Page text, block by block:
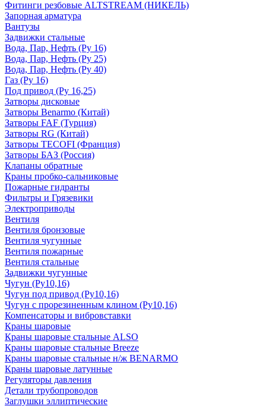
Фитинги резбовые ALTSTREAM (НИКЕЛЬ)
Запорная арматура
Вантузы
Задвижки стальные
Вода, Пар, Нефть (Ру 16)
Вода, Пар, Нефть (Ру 25)
Вода, Пар, Нефть (Ру 40)
Газ (Ру 16)
Под привод (Ру 16,25)
Затворы дисковые
Затворы Benarmo (Китай)
Затворы FAF (Турция)
Затворы RG (Китай)
Затворы TECOFI (Франция)
Затворы БАЗ (Россия)
Клапаны обратные
Краны пробко-сальниковые
Пожарные гидранты
Фильтры и Грязевики
Электроприводы
Вентиля
Вентиля бронзовые
Вентиля чугунные
Вентиля пожарные
Вентиля стальные
Задвижки чугунные
Чугун (Ру10,16)
Чугун под привод (Ру10,16)
Чугун с прорезиненным клином (Ру10,16)
Компенсаторы и вибровставки
Краны шаровые
Краны шаровые стальные ALSO
Краны шаровые стальные Breeze
Краны шаровые стальные н/ж BENARMO
Краны шаровые латунные
Регуляторы давления
Детали трубопроводов
Заглушки эллиптические